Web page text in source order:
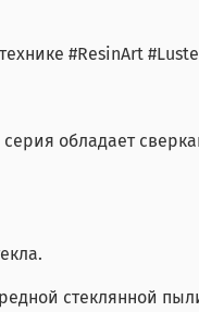
#ResinArt
обладает
стеклянной